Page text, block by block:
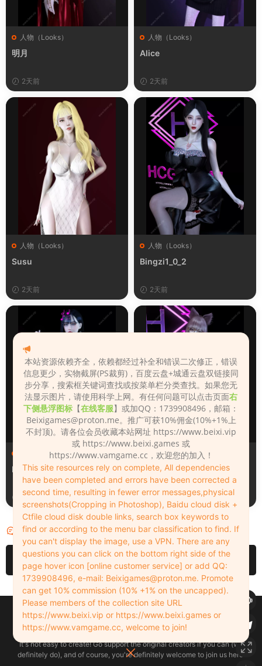
人物（Looks）
明月
2天前
人物（Looks）
Alice
2天前
人物（Looks）
Susu
2天前
人物（Looks）
Bingzi1_0_2
2天前
人物（Looks）
Monica_2_2_2
2天前
人物（Looks）
Lizhen2025
3天前
评论 0
请先登录
Copyleft © 2022-2026 beixi.vip - All Rights Freedom！
创作不易！有能力的同学可以去支持一下原创作者（我们绝对支持），当然
了，您加入这里我们也绝对欢迎！
It's not easy to create! Go support the original creators if you can (we
definitely do), and of course, you're definitely welcome to join us here!
本站资源依赖齐全，依赖都经过补全和错误二次修正，错误
信息更少，实物截屏(PS裁剪)，百度云盘+城通云盘双链接同
步分享，搜索框关键词查找或按菜单栏分类查找。如果您无
法显示图片，请使用科学上网。有任何问题可以点击页面右
下侧悬浮图标 【在线客服】或加QQ：1739908496，邮箱：
Beixigames@proton.me。推广可获10%佣金(10%+1%上
不封顶)。请各位会员收藏本站网址 https://www.beixi.vip
或 https://www.beixi.games 或
https://www.vamgame.cc，欢迎您的加入！
This site resources rely on complete, All dependencies
have been completed and errors have been corrected a
second time, resulting in fewer error messages,physical
screenshots(Cropping in Photoshop), Baidu cloud disk +
Ctfile cloud disk double links, search box keywords to
find or according to the menu bar classification to find. If
you can't display the image, use a VPN. There are any
questions you can click on the bottom right side of the
page hover icon [online customer service] or add QQ:
1739908496, e-mail: Beixigames@proton.me. Promote
can get 10% commission (10% +1% on the uncapped).
Please members of the collection site URL
https://www.beixi.vip or https://www.beixi.games or
https://www.vamgame.cc, welcome to join!